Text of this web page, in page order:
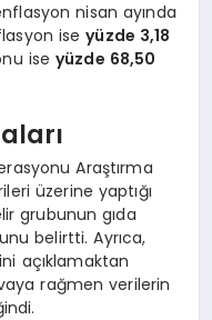
nisan ayında
iseyüzde 3,18
ise yüzde 68,50
Araştırma
üzerine yaptığı
grubunun gıda
belirtti. Ayrıca,
açıklamaktan
rağmen verilerin